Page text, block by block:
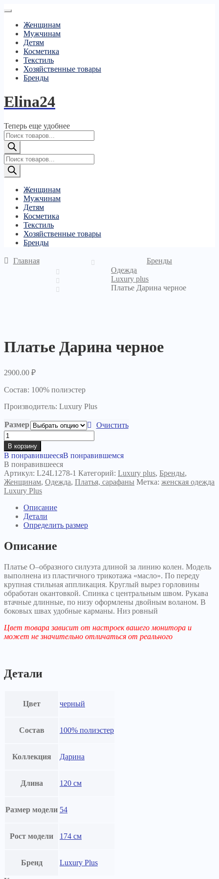
Женщинам
Мужчинам
Детям
Косметика
Текстиль
Хозяйственные товары
Бренды
Elina24
Теперь еще удобнее
Поиск
товаров
Поиск
товаров
Женщинам
Мужчинам
Детям
Косметика
Текстиль
Хозяйственные товары
Бренды
Главная
Бренды
Одежда
Luxury plus
Платье Дарина черное
Платье Дарина черное
2900.00 ₽
Состав: 100% полиэстер
Производитель: Luxury Plus
Размер
Очистить
Количество
товара
Платье
Дарина
черное
В корзину
В понравившеесяВ понравившемся
В понравившееся
Артикул: L24L1278-1 Категорий: Luxury plus, Бренды,
Женщинам, Одежда, Платья, сарафаны Метка: женская одежда
Luxury Plus
Описание
Детали
Определить размер
Описание
Платье О–образного силуэта длиной за линию колен. Модель
выполнена из пластичного трикотажа «масло». По переду
крупная стильная аппликация. Круглый вырез горловины
обработан окантовкой. Спинка с центральным швом. Рукава
втачные длинные, по низу оформлены двойным воланом. В
боковых швах удобные карманы. Низ ровный
Цвет товара зависит от настроек вашего монитора и
может не значительно отличаться от реального
Детали
Цвет черный
Состав 100% полиэстер
Коллекция Дарина
Длина 120 см
Размер модели 54
Рост модели 174 см
Бренд Luxury Plus